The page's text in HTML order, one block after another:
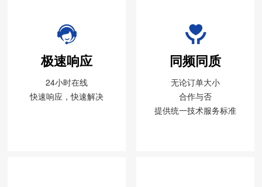
极速响应
24小时在线
快速响应，快速解决
同频同质
无论订单大小
合作与否
提供统一技术服务标准